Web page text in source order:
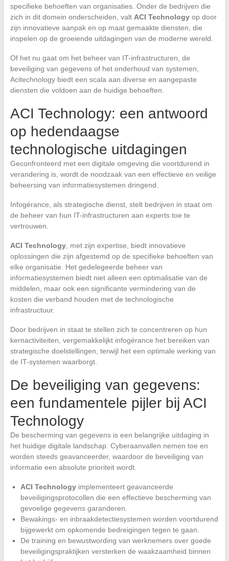
specifieke behoeften van organisaties. Onder de bedrijven die
zich in dit domein onderscheiden, valt ACI Technologyop door
zijn innovatieve aanpak en op maat gemaakte diensten, die
inspelen op de groeiende uitdagingen van de moderne wereld.
Of het nu gaat om het beheer van IT-infrastructuren, de
beveiliging van gegevens of het onderhoud van systemen,
Acitechnology biedt een scala aan diverse en aangepaste
diensten die voldoen aan de huidige behoeften.
ACI Technology: een antwoord
op hedendaagse
technologische uitdagingen
Geconfronteerd met een digitale omgeving die voortdurend in
verandering is, wordt de noodzaak van een effectieve en veilige
beheersing van informatiesystemen dringend.
Infogérance, als strategische dienst, stelt bedrijven in staat om
de beheer van hun IT-infrastructuren aan experts toe te
vertrouwen.
ACI Technology, met zijn expertise, biedt innovatieve
oplossingen die zijn afgestemd op de specifieke behoeften van
elke organisatie. Het gedelegeerde beheer van
informatiesystemen biedt niet alleen een optimalisatie van de
middelen, maar ook een significante vermindering van de
kosten die verband houden met de technologische
infrastructuur.
Door bedrijven in staat te stellen zich te concentreren op hun
kernactiviteiten, vergemakkelijkt infogérance het bereiken van
strategische doelstellingen, terwijl het een optimale werking van
de IT-systemen waarborgt.
De beveiliging van gegevens:
een fundamentele pijler bij ACI
Technology
De bescherming van gegevens is een belangrijke uitdaging in
het huidige digitale landschap. Cyberaanvallen nemen toe en
worden steeds geavanceerder, waardoor de beveiliging van
informatie een absolute prioriteit wordt.
ACI Technologyimplementeert geavanceerde
beveiligingsprotocollen die een effectieve bescherming van
gevoelige gegevens garanderen.
Bewakings- en inbraakdetectiesystemen worden voortdurend
bijgewerkt om opkomende bedreigingen tegen te gaan.
De training en bewustwording van werknemers over goede
beveiligingspraktijken versterken de waakzaamheid binnen